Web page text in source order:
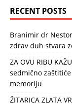
RECENT POSTS
Branimir dr
zdrav duh stvara
ZA OVU RIBU
sedmično
memoriju
ŽITARICA ZLATA